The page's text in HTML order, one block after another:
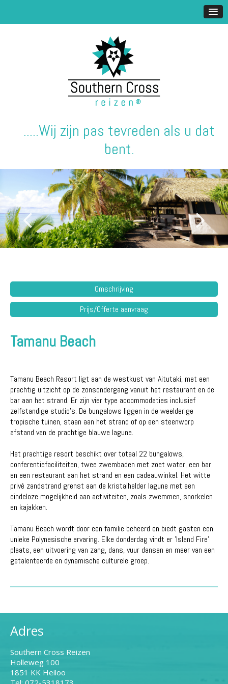
.....Wij zijn pas tevreden als u dat
bent.
Omschrijving
Prijs/Offerte aanvraag
Tamanu Beach
Tamanu Beach Resort ligt aan de westkust van Aitutaki, met een
prachtig uitzicht op de zonsondergang vanuit het restaurant en de
bar aan het strand. Er zijn vier type accommodaties inclusief
zelfstandige studio's. De bungalows liggen in de weelderige
tropische tuinen, staan aan het strand of op een steenworp
afstand van de prachtige blauwe lagune.
Het prachtige resort beschikt over totaal 22 bungalows,
conferentiefaciliteiten, twee zwembaden met zoet water, een bar
en een restaurant aan het strand en een cadeauwinkel. Het witte
privé zandstrand grenst aan de kristalhelder lagune met een
eindeloze mogelijkheid aan activiteiten, zoals zwemmen, snorkelen
en kajakken.
Tamanu Beach wordt door een familie beheerd en biedt gasten een
unieke Polynesische ervaring. Elke donderdag vindt er 'Island Fire'
plaats, een uitvoering van zang, dans, vuur dansen en meer van een
getalenteerde en dynamische culturele groep.
Adres
Southern Cross Reizen
Holleweg 100
1851 KK Heiloo